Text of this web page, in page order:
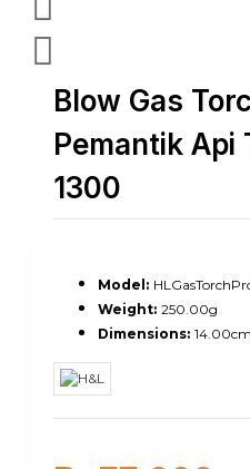
Blow Gas
Pemantik Api
1300
Model:
Weight: 250.00g
Dimensions: